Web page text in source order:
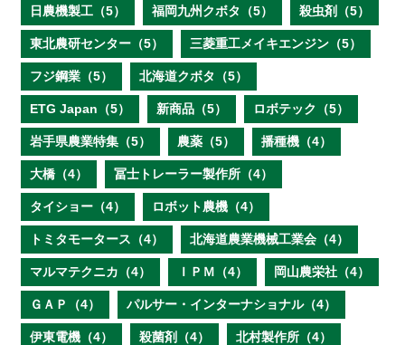
日農機製工（5） 福岡九州クボタ（5） 殺虫剤（5）
東北農研センター（5） 三菱重工メイキエンジン（5）
フジ鋼業（5） 北海道クボタ（5）
ETG Japan（5） 新商品（5） ロボテック（5）
岩手県農業特集（5） 農薬（5） 播種機（4）
大橋（4） 冨士トレーラー製作所（4）
タイショー（4） ロボット農機（4）
トミタモータース（4） 北海道農業機械工業会（4）
マルマテクニカ（4） ＩＰＭ（4） 岡山農栄社（4）
ＧＡＰ（4） パルサー・インターナショナル（4）
伊東電機（4） 殺菌剤（4） 北村製作所（4）